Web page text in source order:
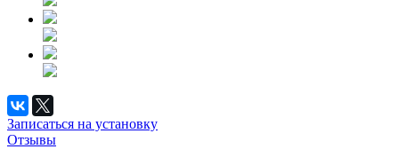
Записаться на установку
Отзывы